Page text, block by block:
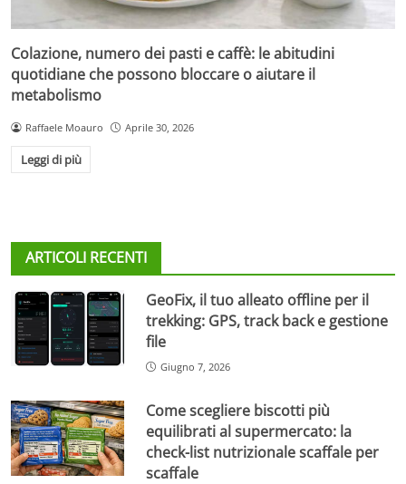
Colazione, numero dei pasti e caffè: le abitudini
quotidiane che possono bloccare o aiutare il
metabolismo
Raffaele Moauro Aprile 30, 2026
Leggi di più
ARTICOLI RECENTI
GeoFix, il tuo alleato offline per il
trekking: GPS, track back e gestione
file
Giugno 7, 2026
Come scegliere biscotti più
equilibrati al supermercato: la
check-list nutrizionale scaffale per
scaffale